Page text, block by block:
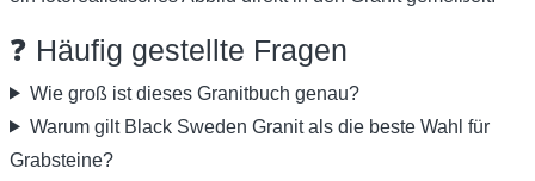
❓ Häufig gestellte Fragen
Wie groß ist dieses Granitbuch genau?
Warum gilt Black Sweden Granit als die beste Wahl für
Grabsteine?